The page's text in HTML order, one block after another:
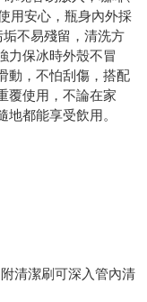
用安心，瓶身內外採
不易殘留，清洗方
力保冰時外殼不冒
動，不怕刮傷，搭配
覆使用，不論在家
都能享受飲用。
清潔刷可深入管內清